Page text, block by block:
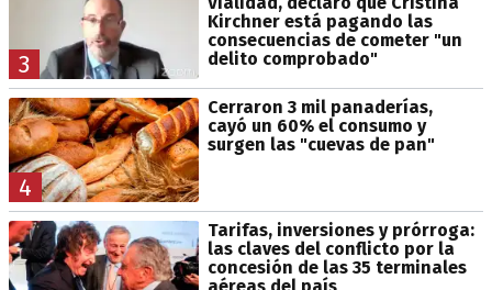
3
Kirchner está pagando las
consecuencias de cometer "un
delito comprobado"
4
Cerraron 3 mil panaderías,
cayó un 60% el consumo y
surgen las "cuevas de pan"
Tarifas, inversiones y prórroga:
las claves del conflicto por la
concesión de las 35 terminales